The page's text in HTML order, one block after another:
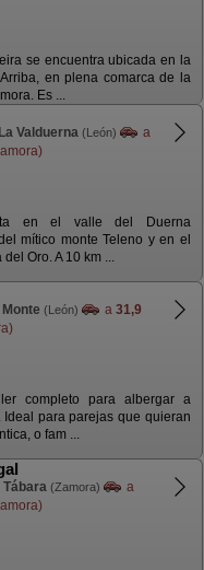
se encuentra ubicada en la
en plena comarca de la
Es ...
Valduerna (León)
a
en el valle del Duerna
mítico monte Teleno y en el
Oro. A 10 km ...
(León) a 31,9
completo para albergar a
para parejas que quieran
o fam ...
Tábara (Zamora)
a